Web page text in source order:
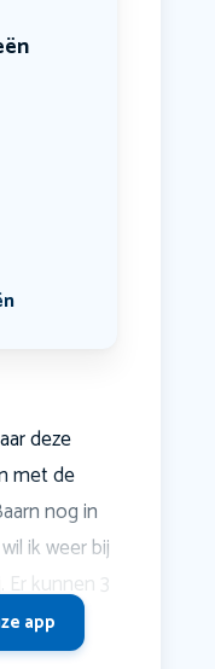
deze
met de
nog in
ik weer bij
Er kunnen 3
app